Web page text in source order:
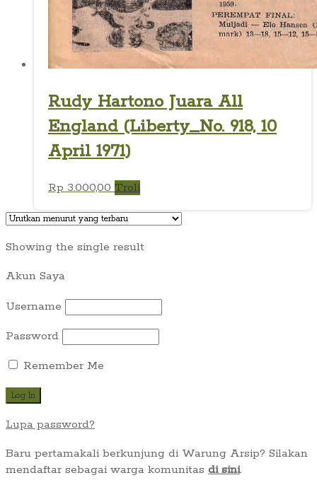
Rudy Hartono Juara All
England (Liberty_No. 918, 10
April 1971)
Rp3.000,00 Troli
Showing the single result
Akun Saya
Username
Password
Remember Me
Lupa password?
Baru pertamakali berkunjung di Warung Arsip? Silakan
mendaftar sebagai warga komunitas di sini.